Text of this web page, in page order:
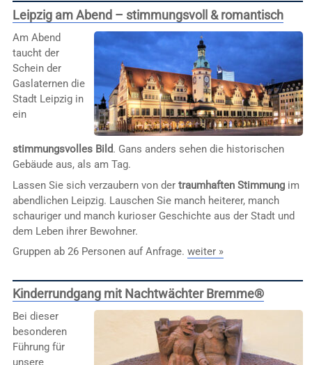
Leipzig am Abend – stimmungsvoll & romantisch
Am Abend
taucht der
Schein der
Gaslaternen die
Stadt Leipzig in
ein
stimmungsvolles Bild. Gans anders sehen die historischen
Gebäude aus, als am Tag.
Lassen Sie sich verzaubern von der traumhaften Stimmungim
abendlichen Leipzig. Lauschen Sie manch heiterer, manch
schauriger und manch kurioser Geschichte aus der Stadt und
dem Leben ihrer Bewohner.
Gruppen ab 26 Personen auf Anfrage. weiter »
Kinderrundgang mit Nachtwächter Bremme®
Bei dieser
besonderen
Führung für
unsere